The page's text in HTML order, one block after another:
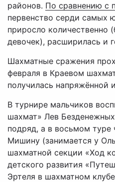
районов. По сравнению с
первенство серди самых
приросло количественно
девочек), расширилась и
Шахматные сражения
февраля в Краевом
получилась напряжённой
В турнире мальчиков
шахмат» Лев
подряд, а в восьмом
Мишину (занимается у
шахматной секции «Ход
детского развития
Эртеля в шахматном